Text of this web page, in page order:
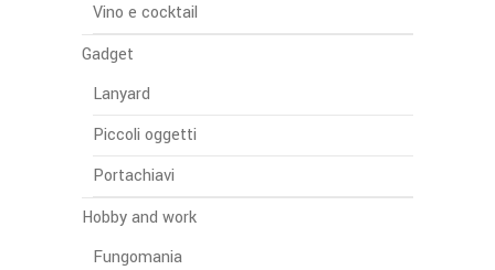
Vino e cocktail
Gadget
Lanyard
Piccoli oggetti
Portachiavi
Hobby and work
Fungomania